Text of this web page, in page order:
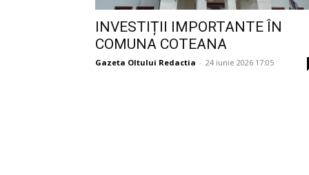
INVESTIȚII IMPORTANTE ÎN
COMUNA COTEANA
Gazeta Oltului Redactia - 24 iunie 2026 17:05